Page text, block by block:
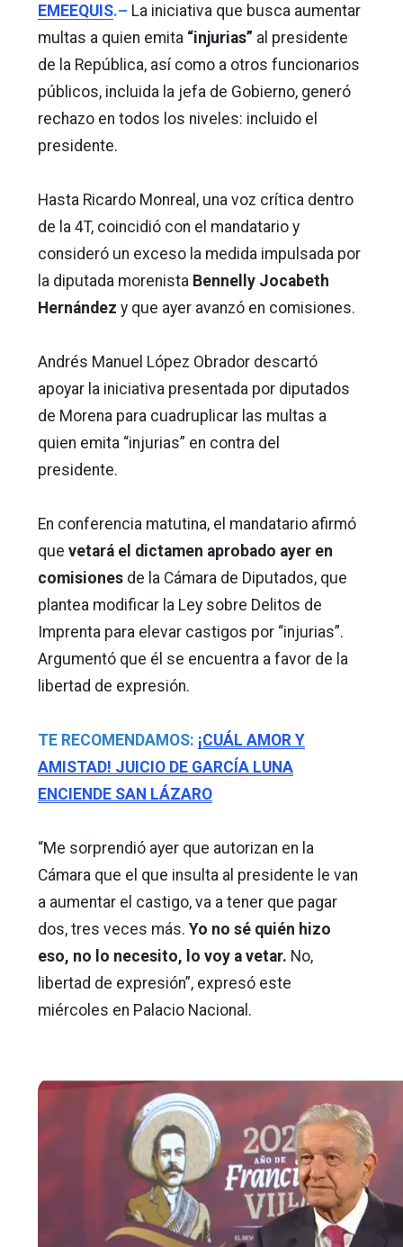
EMEEQUIS.– La iniciativa que busca aumentar
multas a quien emita “injurias” al presidente
de la República, así como a otros funcionarios
públicos, incluida la jefa de Gobierno, generó
rechazo en todos los niveles: incluido el
presidente.
Hasta Ricardo Monreal, una voz crítica dentro
de la 4T, coincidió con el mandatario y
consideró un exceso la medida impulsada por
la diputada morenista Bennelly Jocabeth
Hernández y que ayer avanzó en comisiones.
Andrés Manuel López Obrador descartó
apoyar la iniciativa presentada por diputados
de Morena para cuadruplicar las multas a
quien emita “injurias” en contra del
presidente.
En conferencia matutina, el mandatario afirmó
que vetará el dictamen aprobado ayer en
comisiones de la Cámara de Diputados, que
plantea modificar la Ley sobre Delitos de
Imprenta para elevar castigos por “injurias”.
Argumentó que él se encuentra a favor de la
libertad de expresión.
TE RECOMENDAMOS: ¡CUÁL AMOR Y
AMISTAD! JUICIO DE GARCÍA LUNA
ENCIENDE SAN LÁZARO
“Me sorprendió ayer que autorizan en la
Cámara que el que insulta al presidente le van
a aumentar el castigo, va a tener que pagar
dos, tres veces más. Yo no sé quién hizo
eso, no lo necesito, lo voy a vetar. No,
libertad de expresión”, expresó este
miércoles en Palacio Nacional.